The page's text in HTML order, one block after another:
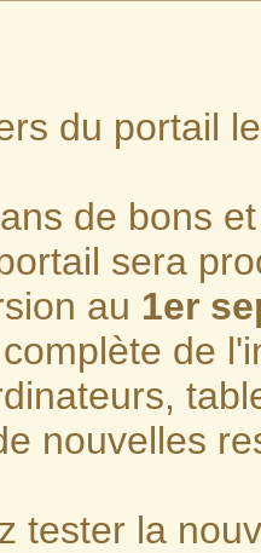
du portail
de bons
sera
au 1er
de
nouvelles
tester la